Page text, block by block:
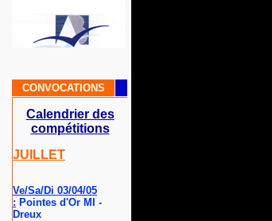
CONVOCATIONS
Calendrier des
compétitions
JUILLET
Ve/Sa/Di 03/04/05
: Pointes d'Or MI -
Dreux